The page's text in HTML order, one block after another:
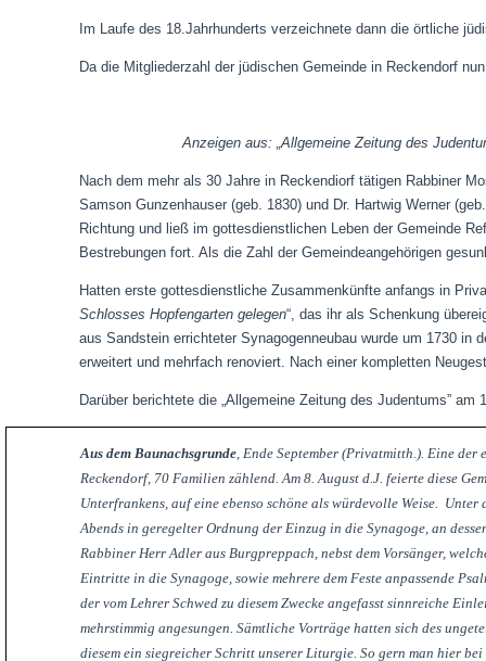
Im Laufe des 18.Jahrhunderts verzeichnete dann die örtliche
Da die Mitgliederzahl der jüdischen Gemeinde in Reckendorf
Anzeigen aus: „Allgemeine Zeitung des
Nach dem mehr als 30 Jahre in Reckendiorf tätigen Rabbiner
Samson Gunzenhauser (geb. 1830) und Dr. Hartwig Werner
Richtung und ließim gottesdienstlichen Leben der Gemeinde
Bestrebungen fort. Als die Zahl der Gemeindeangehörigen
Hatten erste gottesdienstliche Zusammenkünfte anfangs in
Schlosses Hopfengarten gelegen“, das ihr als Schenkung
aus Sandstein errichteter Synagogenneubau wurde um 1730 in
erweitert und mehrfach renoviert. Nach einer kompletten
Darüber berichtete die „Allgemeine Zeitung des Judentums” am
Aus dem Baunachsgrunde, Ende September (Privatmitth.). Eine
Reckendorf, 70 Familien zählend. Am 8. August d.J. feierte diese
Unterfrankens, auf eine ebenso schöne als würdevolle Weise.
Abends in geregelter Ordnung der Einzug in die Synagoge, an
Rabbiner Herr Adler aus Burgpreppach, nebst dem Vorsänger,
Eintritte in die Synagoge, sowie mehrere dem Feste anpassende
der vom Lehrer Schwed zu diesem Zwecke angefasst sinnreiche
mehrstimmig angesungen. Sämtliche Vorträge hatten sich des
diesem ein siegreicher Schritt unserer Liturgie. So gern man hier